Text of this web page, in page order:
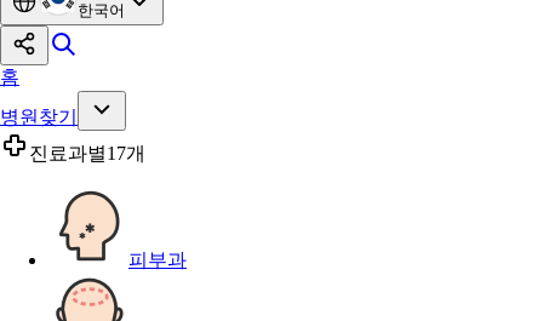
한국어
홈
병원찾기
진료과별17개
피부과